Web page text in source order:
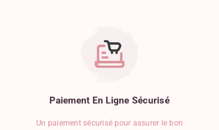
Paiement En Ligne Sécurisé
Un paiement sécurisé pour assurer le bon